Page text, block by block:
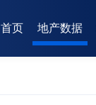
首页 地产数据